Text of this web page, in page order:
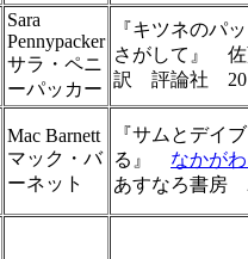
Sara
Pennypacker
サラ・ペニ
ーパッカー
『キツネのパ
さがして』 佐
訳 評論社
Mac Barnett
マック・バ
ーネット
『サムとデイ
る』 なかが
あすなろ書房